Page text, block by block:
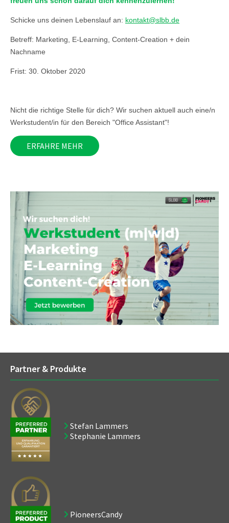
Schicke uns deinen Lebenslauf an: kontakt@slbb.de
Betreff: Marketing, E-Learning, Content-Creation + dein
Nachname
Frist: 30. Oktober 2020
Nicht die richtige Stelle für dich? Wir suchen aktuell auch eine/n
Werkstudent/in für den Bereich "Office Assistant"!
ERFAHRE MEHR
Partner & Produkte
Stefan Lammers
Stephanie Lammers
PioneersCandy